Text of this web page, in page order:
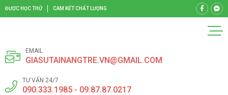
ĐƯỢC HỌC THỬ CAM KẾT CHẤT LƯỢNG
EMAIL
GIASUTAINANGTRE.VN@GMAIL.COM
TƯ VẤN 24/7
090.333.1985 - 09.87.87.0217